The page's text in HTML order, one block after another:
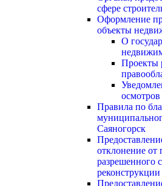
сфере
Оформление
объекты
О
Проекты
осмотров
Правила по
Саяногорск
отклонение от
разрешенного
реконструкции